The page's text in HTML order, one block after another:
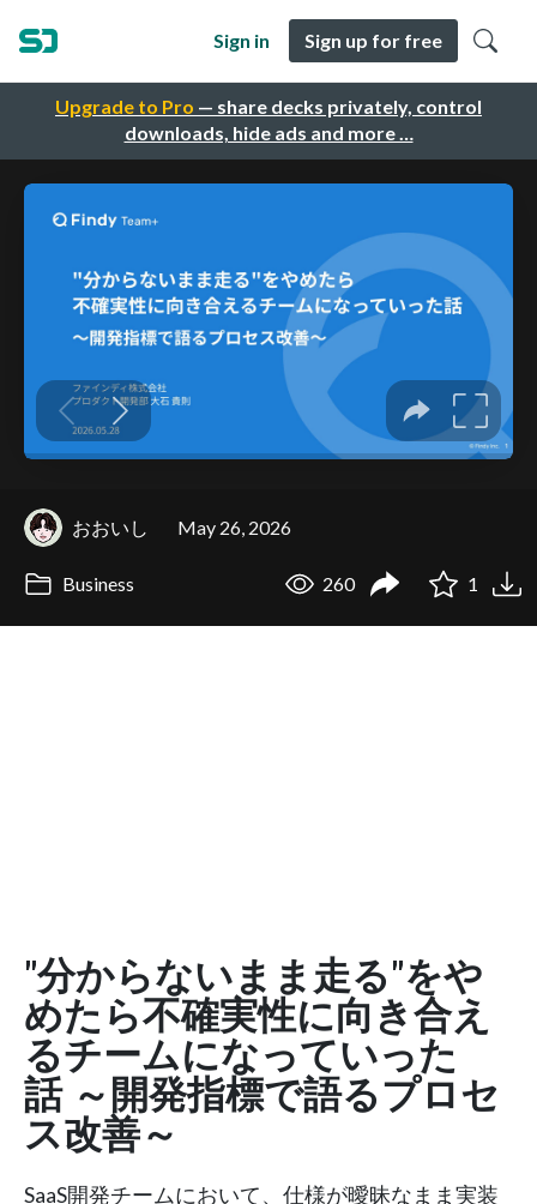
Upgrade to Pro — share decks privately, control
downloads, hide ads and more …
Sign in Sign up for free
おおいし May 26, 2026
Business 260 1
"分からないまま走る"をや
めたら不確実性に向き合え
るチームになっていった
話 ～開発指標で語るプロセ
ス改善～
SaaS開発チームにおいて、仕様が曖昧なまま実装